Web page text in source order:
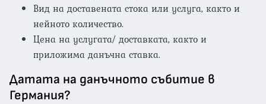
Вид на доставената стока или услуга, както и
нейното количество.
Цена на услугата/ доставката, както и
приложима данъчна ставка.
Датата на данъчното събитие в
Германия?